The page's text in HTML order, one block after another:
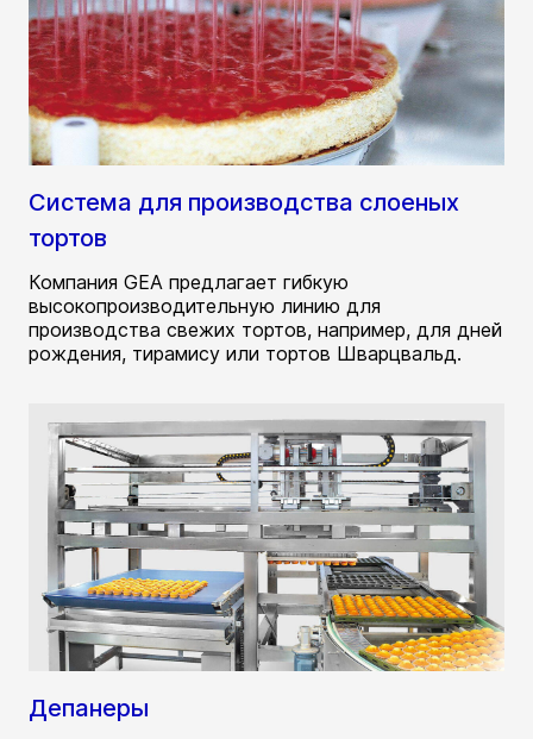
Система для производства слоеных
тортов
Компания GEA предлагает гибкую
высокопроизводительную линию для
производства свежих тортов, например, для дней
рождения, тирамису или тортов Шварцвальд.
Депанеры